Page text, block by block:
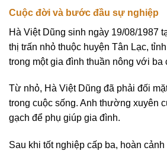
Cuộc đời và bước đầu sự nghiệp
Hà Việt Dũng sinh ngày 19/08/1987
thị trấn nhỏ thuộc huyện Tân Lạc,
trong một gia đình thuần nông với ba
Từ nhỏ, Hà Việt Dũng đã phải đối
trong cuộc sống. Anh thường xuyên
gạch để phụ giúp gia đình.
Sau khi tốt nghiệp cấp ba, hoàn